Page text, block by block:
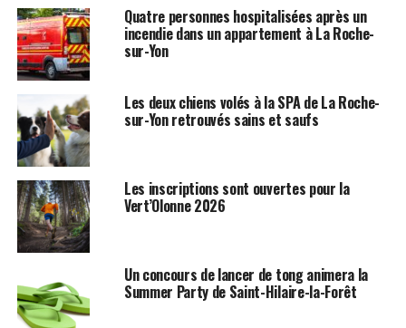
Quatre personnes hospitalisées après un
incendie dans un appartement à La Roche-
sur-Yon
Les deux chiens volés à la SPA de La Roche-
sur-Yon retrouvés sains et saufs
Les inscriptions sont ouvertes pour la
Vert’Olonne 2026
Un concours de lancer de tong animera la
Summer Party de Saint-Hilaire-la-Forêt